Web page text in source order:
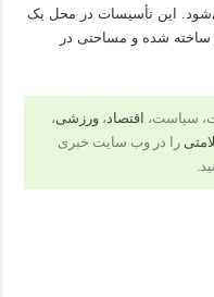
این تأسیسات در محل یک
شده و مساحتی در
سیاست، اقتصاد، ورزشی،
را در وب سایت خبری